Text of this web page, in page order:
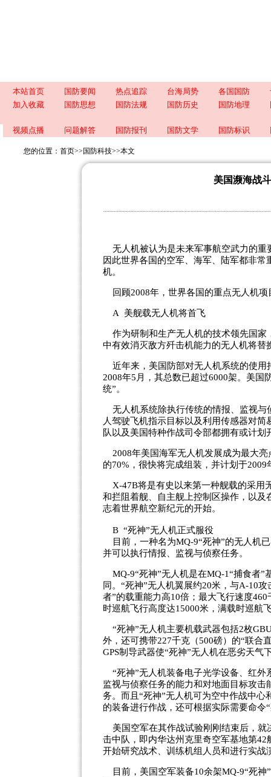
本站首页 国防要闻 热点追踪 台海局势 各国国防
加入收藏
国防思想 国防法规 国防历史 国防地理
视频点播 问题解答 国防报刊 国防文学 国防标识
您的位置： 首页>> 国防科技>>本文
美国濒海战
无人机被认为是未来军事航空武力的重
因此世界各国的空军、海军、陆军都非
机。
回顾2008年，世界各国的重点无人机项
A 美舰载无人机将首飞
作为研制和生产无人机的技术领先国家
中有效消灭敌方歼击机能力的无人机将替
近年来，美国防部对无人机系统的使用
2008年5月，其总数已超过6000架。美国
统”。
无人机系统除执行传统的情报、监视与
人驾驶飞机指示目标以及利用传感器对
队以及美国特种作战司令部都拥有或计划
2008年美国海军无人机发展成为最大亮
的70%，很快将完成组装，并计划于2009
X-47B将是有史以来第一种舰载的采用
和拦阻着舰、自主舰上控制区操作，以
志着世界航空新纪元的开始。
B “死神”无人机正式服役
目前，一种名为MQ-9“死神”的无人机
并可以执行情报、监视与侦察任务。
MQ-9“死神”无人机是在MQ-1“捕食者”
同。“死神”无人机翼展约20米，与A-10
者”的载重能力高10倍；最大飞行速度
时巡航飞行高度达15000米，满载时巡航
“死神”无人机主要机载武器包括2枚
外，还可携带227千克（500磅）的“联合
GPS制导武器使“死神”无人机在恶劣天气
“死神”无人机装备电子光学设备、红外
监视与侦察任务的能力和对地面目标攻
务。而且“死神”无人机可为空中作战中
的装备进行作战，还可根据实际需要命令
美国空军在其作战试验刚刚结束后，就
击中队，即内华达州克里奇空军基地第
开始研究战术、训练机组人员和进行实战
目前，美国空军装备10余架MQ-9“死神